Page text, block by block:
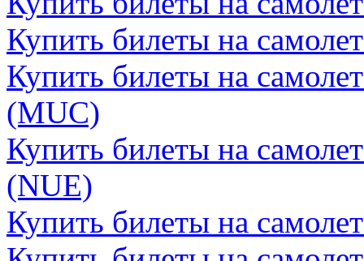
Купить билеты на
Купить билеты на
(MUC)
Купить билеты на
(NUE)
Купить билеты на